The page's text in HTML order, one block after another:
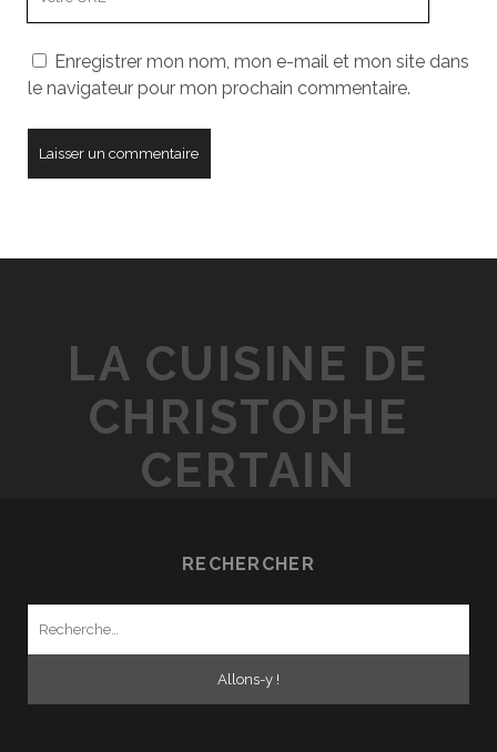
votre
site
Enregistrer mon nom, mon e-mail et mon site dans
le navigateur pour mon prochain commentaire.
LA CUISINE DE
CHRISTOPHE
CERTAIN
RECHERCHER